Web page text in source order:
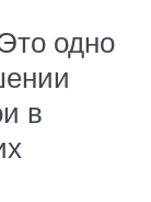
одно
в